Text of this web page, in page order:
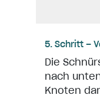
5. Schritt –
Die
nach
Knoten